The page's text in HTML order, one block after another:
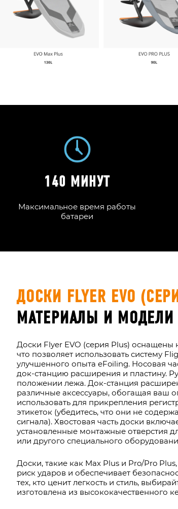
140 МИНУТ
Максимальное время работы
батареи
ДОСКИ FLYER EVO
МАТЕРИАЛЫ И МОДЕЛИ
Доски Flyer EVO (серия Plus) оснащены
что позволяет использовать систему
улучшенного опыта eFoiling. Носовая
док-станцию расширения и пластину.
положении лежа. Док-станция
различные аксессуары, обогащая ваш
использовать для прикрепления
этикеток (убедитесь, что они не
сигнала). Хвостовая часть доски
установленные монтажные отверстия
или другого специального
Доски, такие как Max Plus и Pro/Pro
риск ударов и обеспечивает
тех, кто ценит легкость и стиль,
изготовлена из высококачественного